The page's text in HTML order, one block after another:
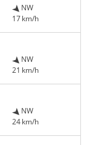
NW
17 km/h
NW
21 km/h
NW
24 km/h